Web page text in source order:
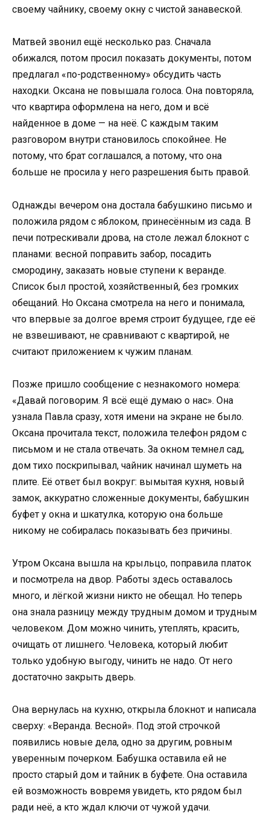
своему чайнику, своему окну с чистой занавеской.
Матвей звонил ещё несколько раз. Сначала
обижался, потом просил показать документы, потом
предлагал «по-родственному» обсудить часть
находки. Оксана не повышала голоса. Она повторяла,
что квартира оформлена на него, дом и всё
найденное в доме — на неё. С каждым таким
разговором внутри становилось спокойнее. Не
потому, что брат соглашался, а потому, что она
больше не просила у него разрешения быть правой.
Однажды вечером она достала бабушкино письмо и
положила рядом с яблоком, принесённым из сада. В
печи потрескивали дрова, на столе лежал блокнот с
планами: весной поправить забор, посадить
смородину, заказать новые ступени к веранде.
Список был простой, хозяйственный, без громких
обещаний. Но Оксана смотрела на него и понимала,
что впервые за долгое время строит будущее, где её
не взвешивают, не сравнивают с квартирой, не
считают приложением к чужим планам.
Позже пришло сообщение с незнакомого номера:
«Давай поговорим. Я всё ещё думаю о нас». Она
узнала Павла сразу, хотя имени на экране не было.
Оксана прочитала текст, положила телефон рядом с
письмом и не стала отвечать. За окном темнел сад,
дом тихо поскрипывал, чайник начинал шуметь на
плите. Её ответ был вокруг: вымытая кухня, новый
замок, аккуратно сложенные документы, бабушкин
буфет у окна и шкатулка, которую она больше
никому не собиралась показывать без причины.
Утром Оксана вышла на крыльцо, поправила платок
и посмотрела на двор. Работы здесь оставалось
много, и лёгкой жизни никто не обещал. Но теперь
она знала разницу между трудным домом и трудным
человеком. Дом можно чинить, утеплять, красить,
очищать от лишнего. Человека, который любит
только удобную выгоду, чинить не надо. От него
достаточно закрыть дверь.
Она вернулась на кухню, открыла блокнот и написала
сверху: «Веранда. Весной». Под этой строчкой
появились новые дела, одно за другим, ровным
уверенным почерком. Бабушка оставила ей не
просто старый дом и тайник в буфете. Она оставила
ей возможность вовремя увидеть, кто рядом был
ради неё, а кто ждал ключи от чужой удачи.